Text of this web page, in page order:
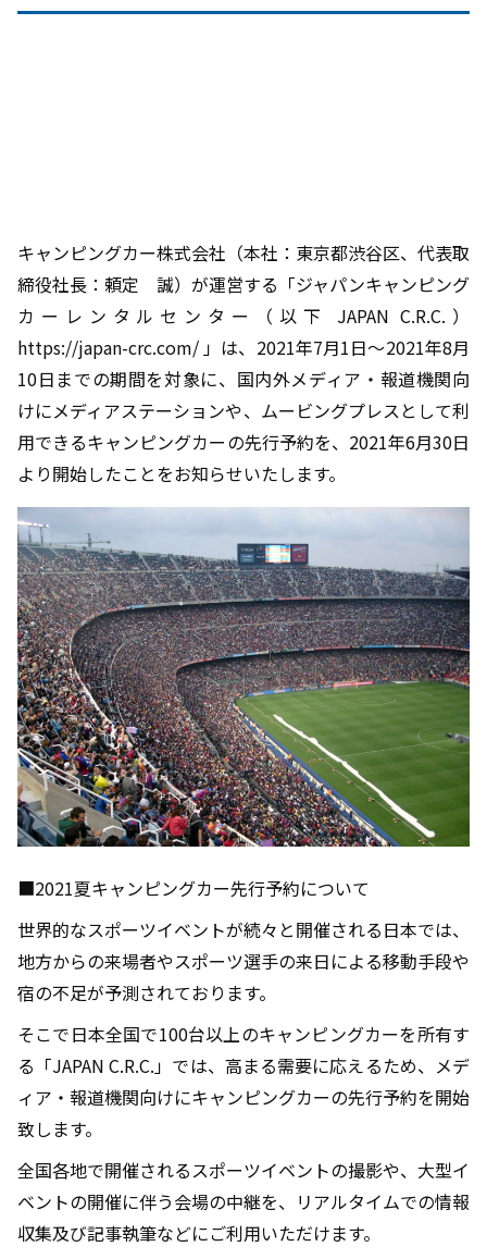
キャンピングカー株式会社（本社：東京都渋谷区、代表取
締役社長：頼定 誠）が運営する「ジャパンキャンピング
カーレンタルセンター（以下 JAPAN C.R.C.）
https://japan-crc.com/ 」は、2021年7月1日～2021年8月
10日までの期間を対象に、国内外メディア・報道機関向
けにメディアステーションや、ムービングプレスとして利
用できるキャンピングカーの先行予約を、2021年6月30日
より開始したことをお知らせいたします。
■2021夏キャンピングカー先行予約について
世界的なスポーツイベントが続々と開催される日本では、
地方からの来場者やスポーツ選手の来日による移動手段や
宿の不足が予測されております。
そこで日本全国で100台以上のキャンピングカーを所有す
る「JAPAN C.R.C.」では、高まる需要に応えるため、メデ
ィア・報道機関向けにキャンピングカーの先行予約を開始
致します。
全国各地で開催されるスポーツイベントの撮影や、大型イ
ベントの開催に伴う会場の中継を、リアルタイムでの情報
収集及び記事執筆などにご利用いただけます。